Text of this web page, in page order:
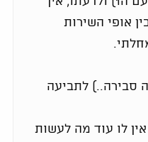
אופי השירות
סבירה..) לתביעה
אין לו עוד מה לעשות